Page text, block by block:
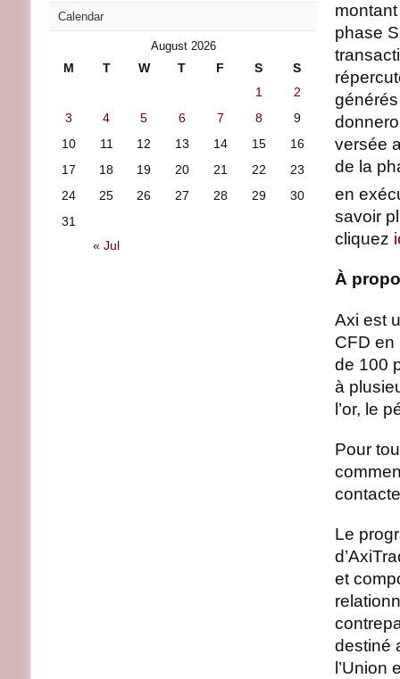
phase
versée
de la
en
savoir
cliquez
À
Axi est
CFD en
de 100
à
l’or, le
Pour
Le
et
destiné
Calendar
August 2026
M T W T F S S
« Jul
1
2
3
4 5 6 7 8
9
10
11 12 13 14 15
16
17
18 19 20 21 22
23
24
25 26 27 28 29
30
31